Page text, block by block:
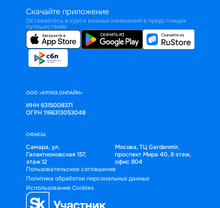
Скачайте приложение
Оставайтесь в курсе важных изменений в предстоящих
путешествиях
ООО «КРУИЗ.ОНЛАЙН»
ИНН 6315008371
ОГРН 1166313053048
ОФИСЫ
Самара, ул.
Галактионовская 157,
этаж 12
Москва, ТЦ Gardenmir,
проспект Мира 40, 8 этаж,
офис 804
Пользовательское соглашение
Политика обработки персональных данных
Использование Cookies